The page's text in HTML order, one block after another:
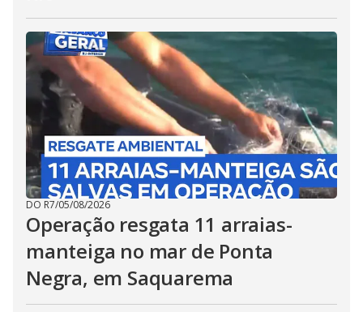
DO R7/05/08/2026
Operação resgata 11 arraias-
manteiga no mar de Ponta
Negra, em Saquarema